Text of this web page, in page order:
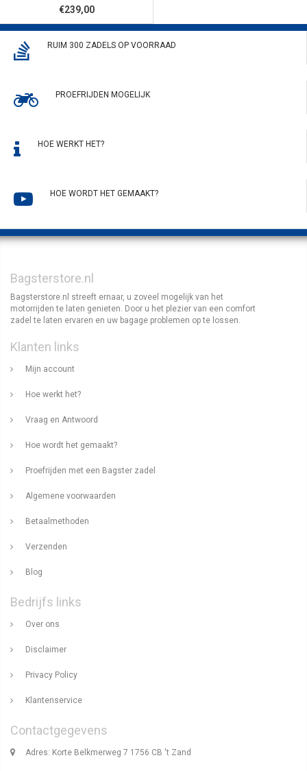
€239,00
RUIM 300 ZADELS OP VOORRAAD
PROEFRIJDEN MOGELIJK
HOE WERKT HET?
HOE WORDT HET GEMAAKT?
Bagsterstore.nl
Bagsterstore.nl streeft ernaar, u zoveel mogelijk van het
motorrijden te laten genieten. Door u het plezier van een comfort
zadel te laten ervaren en uw bagage problemen op te lossen.
Klanten links
Mijn account
Hoe werkt het?
Vraag en Antwoord
Hoe wordt het gemaakt?
Proefrijden met een Bagster zadel
Algemene voorwaarden
Betaalmethoden
Verzenden
Blog
Bedrijfs links
Over ons
Disclaimer
Privacy Policy
Klantenservice
Contactgegevens
Adres: Korte Belkmerweg 7 1756 CB 't Zand